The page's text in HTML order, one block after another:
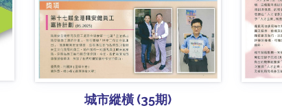
城市縱橫 (35期)